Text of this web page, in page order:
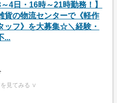
～4日・16時～21時勤務！】
貨の物流センターで《軽作
ッフ》を大募集☆＼経験・
...
見てみる ∨